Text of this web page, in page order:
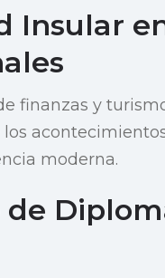
Insular
finanzas y
moderna.